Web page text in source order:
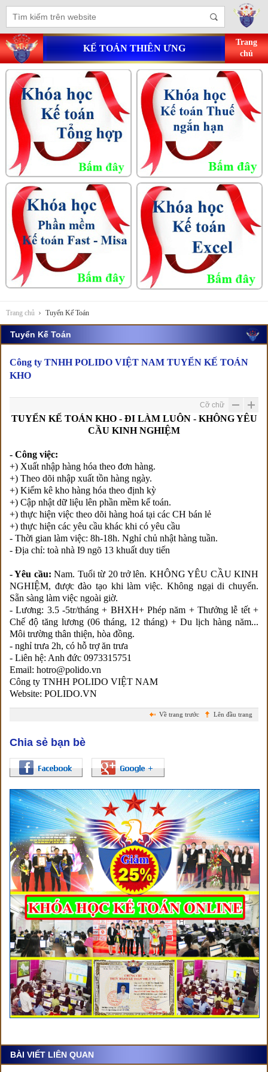
KẾ TOÁN THIÊN ƯNG
Trang
chủ
Trang chủ Tuyển Kế Toán
Tuyển Kế Toán
Công ty TNHH POLIDO VIỆT NAM TUYỂN KẾ TOÁN
KHO
Cỡ chữ
TUYỂN KẾ TOÁN KHO - ĐI LÀM LUÔN - KHÔNG YÊU
CẦU KINH NGHIỆM
- Công việc:
+) Xuất nhập hàng hóa theo đơn hàng.
+) Theo dõi nhập xuất tồn hàng ngày.
+) Kiểm kê kho hàng hóa theo định kỳ
+) Cập nhật dữ liệu lên phần mềm kế toán.
+) thực hiện việc theo dõi hàng hoá tại các CH bán lẻ
+) thực hiện các yêu cầu khác khi có yêu cầu
- Thời gian làm việc: 8h-18h. Nghỉ chủ nhật hàng tuần.
- Địa chỉ: toà nhà I9 ngõ 13 khuất duy tiến
- Yêu cầu: Nam. Tuổi từ 20 trở lên. KHÔNG YÊU CẦU KINH
NGHIỆM, được đào tạo khi làm việc. Không ngại di chuyển.
Sẵn sàng làm việc ngoài giờ.
- Lương: 3.5 -5tr/tháng + BHXH+ Phép năm + Thưởng lễ tết +
Chế độ tăng lương (06 tháng, 12 tháng) + Du lịch hàng năm...
Môi trường thân thiện, hòa đồng.
- nghỉ trưa 2h, có hỗ trợ ăn trưa
- Liên hệ: Anh đức 0973315751
Email: hotro@polido.vn
Công ty TNHH POLIDO VIỆT NAM
Website: POLIDO.VN
Lên đầu trang
Về trang trước
Chia sẻ bạn bè
BÀI VIẾT LIÊN QUAN